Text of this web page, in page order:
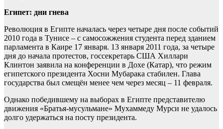
Египет: дни гнева
Революция в Египте началась через четыре дня после событий
2010 года в Тунисе – с самосожжения студента перед зданием
парламента в Каире 17 января. 13 января 2011 года, за четыре
дня до начала протестов, госсекретарь США Хиллари
Клинтон заявила на конференции в Дохе (Катар), что режим
египетского президента Хосни Мубарака стабилен. Глава
государства был смещён менее чем через месяц – 11 февраля.
Однако победившему на выборах в Египте представителю
движения «Братья-мусульмане» Мухаммеду Мурси не удалось
долго удержаться на посту президента.